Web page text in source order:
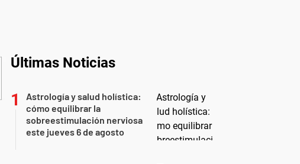
Últimas Noticias
Astrología y salud holística:
cómo equilibrar la
sobreestimulación nerviosa
este jueves 6 de agosto